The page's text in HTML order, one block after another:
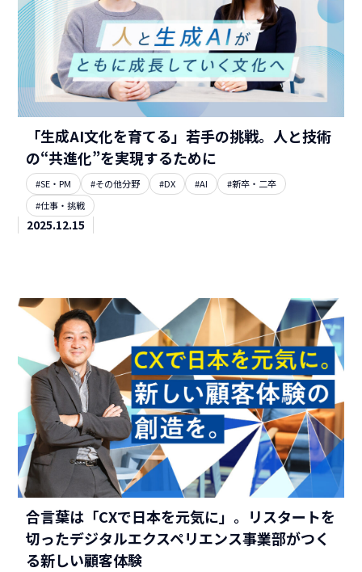
「生成AI文化を育てる」若手の挑戦。人と技術
の“共進化”を実現するために
#SE・PM #その他分野 #DX #AI
#新卒・二卒
#仕事・挑戦
2025.12.15
合言葉は「CXで日本を元気に」。リスタートを
切ったデジタルエクスペリエンス事業部がつく
る新しい顧客体験